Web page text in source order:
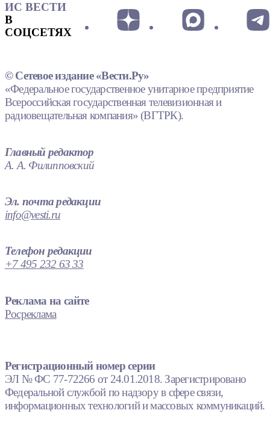
ИС ВЕСТИ
В
СОЦСЕТЯХ
© Сетевое издание «Вести.Ру»
«Федеральное государственное унитарное предприятие
Всероссийская государственная телевизионная и
радиовещательная компания» (ВГТРК).
Главный редактор
А. А. Филипповский
Эл. почта редакции
info@vesti.ru
Телефон редакции
+7 495 232 63 33
Реклама на сайте
Росреклама
Регистрационный номер серии
ЭЛ № ФС 77-72266 от 24.01.2018. Зарегистрировано
Федеральной службой по надзору в сфере связи,
информационных технологий и массовых коммуникаций.